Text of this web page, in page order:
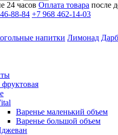
24 часов Оплата товара после
88-84 +7 968 462-14-03
напитки Лимонад
Варенье маленький объем
Варенье большой объем